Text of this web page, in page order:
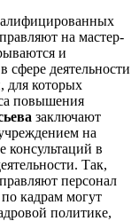
на мастер-
и
сфере деятельности
для которых
повышения
заключают
на
консультаций в
Так,
персонал
кадрам могут
политике,